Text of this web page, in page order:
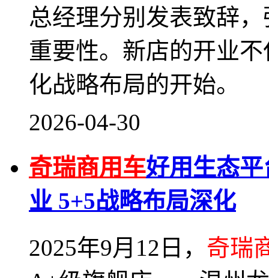
总经理分别发表致辞
重要性。新店的开业
化战略布局的开始。
2026-04-30
奇瑞商用车好用生态
业 5+5战略布局深化
2025年9月12日， 奇瑞